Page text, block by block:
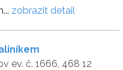
zobrazit detail
ev. č. 1666, 468 12